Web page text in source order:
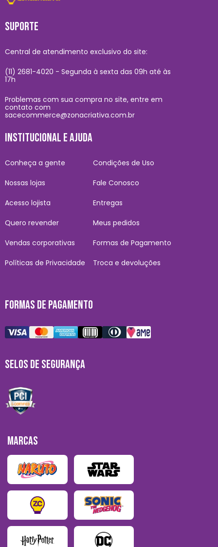
SUPORTE
Central de atendimento exclusivo do site:
(11) 2681-4020 - Segunda à sexta das 09h até às
17h
Problemas com sua compra no site, entre em
contato com
sacecommerce@zonacriativa.com.br
INSTITUCIONAL E AJUDA
Conheça a gente
Nossas lojas
Acesso lojista
Quero revender
Vendas corporativas
Políticas de Privacidade
Condições de Uso
Fale Conosco
Entregas
Meus pedidos
Formas de Pagamento
Troca e devoluções
FORMAS DE PAGAMENTO
SELOS DE SEGURANÇA
MARCAS